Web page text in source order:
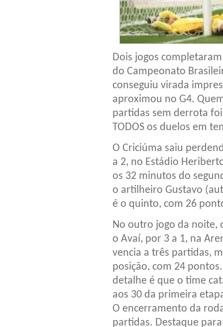
Dois jogos
do Campeonato
conseguiu virada
aproximou no G4.
partidas sem derrota
TODOS os duelos em
O Criciúma saiu
a 2, no Estádio
os 32 minutos do
o artilheiro Gustavo
é o quinto, com 26
No outro jogo da noite,
o Avaí, por 3 a 1, na
vencia a três partidas,
posição, com 24
detalhe é que o time
aos 30 da primeira
O encerramento da
partidas. Destaque